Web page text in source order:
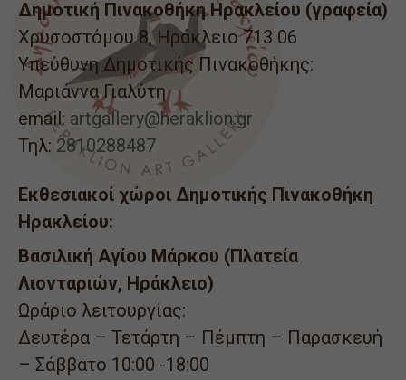
Δημοτική Πινακοθήκη Ηρακλείου (γραφεία)
Χρυσοστόμου 8, Ηράκλειο 713 06
Υπεύθυνη Δημοτικής Πινακοθήκης:
Μαριάννα Γιαλύτη
email: artgallery@heraklion.gr
Τηλ: 2810288487
Εκθεσιακοί χώροι Δημοτικής Πινακοθήκη
Ηρακλείου:
Βασιλική Αγίου Μάρκου (Πλατεία
Λιονταριών, Ηράκλειο)
Ωράριο λειτουργίας:
Δευτέρα – Τετάρτη – Πέμπτη – Παρασκευή
– Σάββατο 10:00 -18:00